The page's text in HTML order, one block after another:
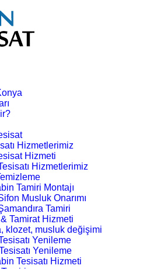
Hizmetlerimiz
Hizmeti
Hizmetlerimiz
Tamiri Montajı
Musluk Onarımı
Tamiri
Tamirat Hizmeti
klozet, musluk değişimi
Yenileme
Yenileme
Tesisatı Hizmeti